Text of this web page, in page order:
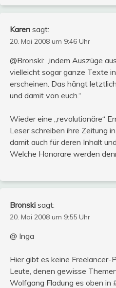
Karen sagt:
20. Mai 2008 um 9:46 Uhr
@Bronski: „indem Auszüge
vielleicht sogar ganze Texte
erscheinen. Das hängt
und damit von euch.“
Wieder eine „revolutionäre“
Leser schreiben ihre Zeitung
damit auch für deren Inhalt
Welche Honorare werden
Bronski sagt:
20. Mai 2008 um 9:55 Uhr
@ Inga
Hier gibt es keine Freelancer-
Leute, denen gewisse
Wolfgang Fladung es oben in